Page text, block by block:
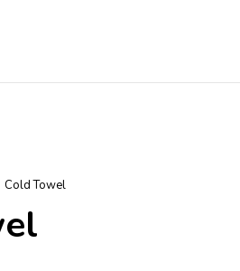
Cold Towel